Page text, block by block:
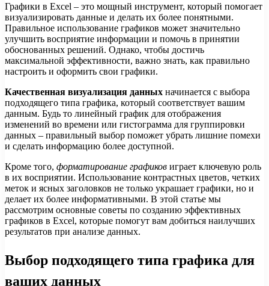
Графики в Excel – это мощный инструмент, который помогает
визуализировать данные и делать их более понятными.
Правильное использование графиков может значительно
улучшить восприятие информации и помочь в принятии
обоснованных решений. Однако, чтобы достичь
максимальной эффективности, важно знать, как правильно
настроить и оформить свои графики.
Качественная визуализация данных начинается с выбора
подходящего типа графика, который соответствует вашим
данным. Будь то линейный график для отображения
изменений во времени или гистограмма для группировки
данных – правильный выбор поможет убрать лишние помехи
и сделать информацию более доступной.
Кроме того, форматирование графиков играет ключевую роль
в их восприятии. Использование контрастных цветов, четких
меток и ясных заголовков не только украшает графики, но и
делает их более информативными. В этой статье мы
рассмотрим основные советы по созданию эффективных
графиков в Excel, которые помогут вам добиться наилучших
результатов при анализе данных.
Выбор подходящего типа графика для
ваших данных